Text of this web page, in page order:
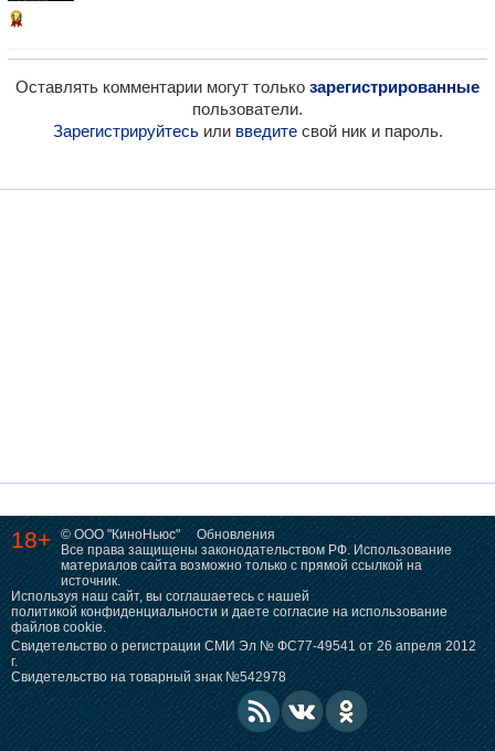
14
Оставлять комментарии могут только зарегистрированные
пользователи.
Зарегистрируйтесьили введитесвой ник и пароль.
18+ © ООО "КиноНьюс"
Обновления
Все права защищены законодательством РФ. Использование
материалов сайта возможно только с прямой ссылкой на
источник.
Используя наш сайт, вы соглашаетесь с нашей
политикой конфиденциальности и даете согласие на использование
файлов cookie.
Свидетельство о регистрации СМИ Эл № ФС77-49541 от 26 апреля 2012
г.
Свидетельство на товарный знак №542978